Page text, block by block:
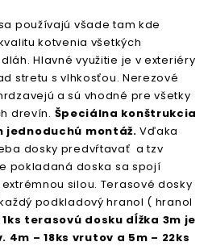
používajú všade tam kde
kotvenia všetkých
Hlavné využitie je v exteriéry
stretu s vlhkosťou. Nerezové
a sú vhodné pre všetky
drevín. Špeciálna konštrukcia
jednoduchú montáž. Vďaka
dosky predvŕtavať a tzv
pokladaná doska sa spojí
silou. Terasové dosky
podkladový hranol ( hranol
terasovú dosku dĺžka 3m je
– 18ks vrutov a 5m – 22ks